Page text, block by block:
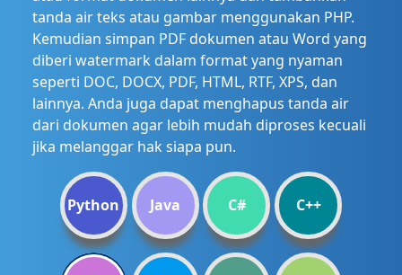
tanda air teks atau gambar menggunakan PHP.
Kemudian simpan PDF dokumen atau Word yang
diberi watermark dalam format yang nyaman
seperti DOC, DOCX, PDF, HTML, RTF, XPS, dan
lainnya. Anda juga dapat menghapus tanda air
dari dokumen agar lebih mudah diproses kecuali
jika melanggar hak siapa pun.
Python Java C# C++